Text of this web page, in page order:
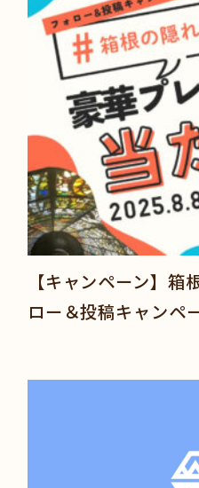
【キャンペーン】
ロー＆投稿キャンペ